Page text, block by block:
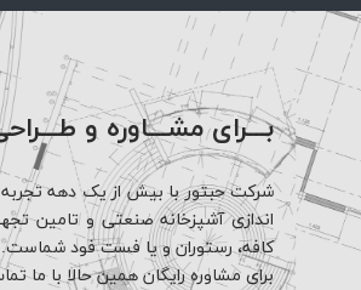
بـــرای مشـــاوره و
شرکت حبتور با بیش از یک دهه تجربه
اندازی آشپزخانه صنعتی و تامین
کافه، رستوران و یا فست فود شماست.
برای مشاوره رایگان همین حالا با ما